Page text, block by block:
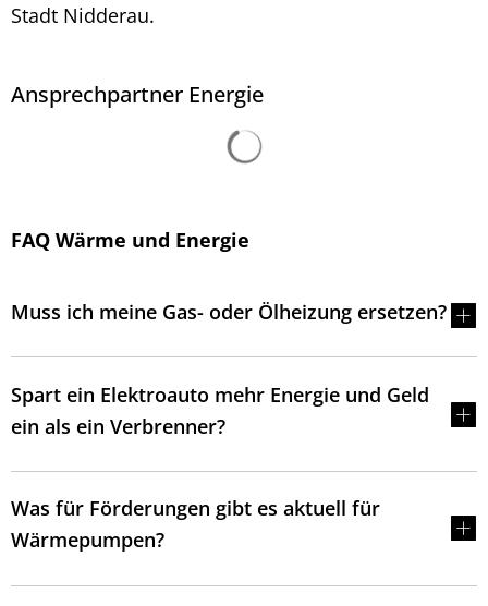
Stadt Nidderau.
Ansprechpartner Energie
FAQ Wärme und Energie
Muss ich meine Gas- oder Ölheizung ersetzen?
Spart ein Elektroauto mehr Energie und Geld
ein als ein Verbrenner?
Was für Förderungen gibt es aktuell für
Wärmepumpen?